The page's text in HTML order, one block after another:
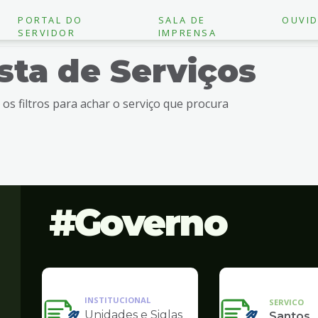
PORTAL DO
SERVIDOR
SALA DE
IMPRENSA
de Serviços
os filtros para achar o serviço que procura
Governo
INSTITUCIONAL
Unidades e Siglas
SERVICO